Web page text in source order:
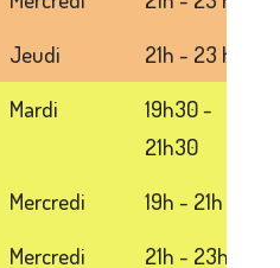
Jeudi
21h - 23 h
Mardi
19h30 -
21h30
Mercredi
19h - 21h
Mercredi 21h - 23h